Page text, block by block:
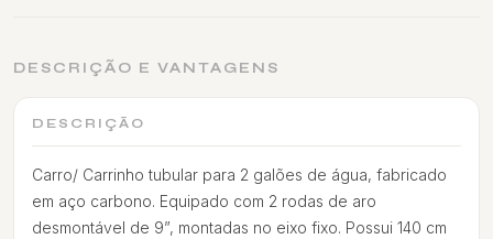
DESCRIÇÃO E VANTAGENS
DESCRIÇÃO
Carro/ Carrinho tubular para 2 galões de água, fabricado
em aço carbono. Equipado com 2 rodas de aro
desmontável de 9”, montadas no eixo fixo. Possui 140 cm